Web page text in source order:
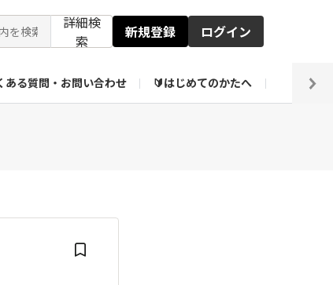
詳細検
索
新規登録 ログイン
ある質問・お問い合わせ 🔰はじめてのかたへ 編集